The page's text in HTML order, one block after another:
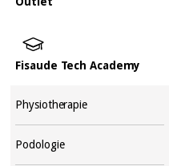
Fisaude Tech Academy
Physiotherapie
Podologie